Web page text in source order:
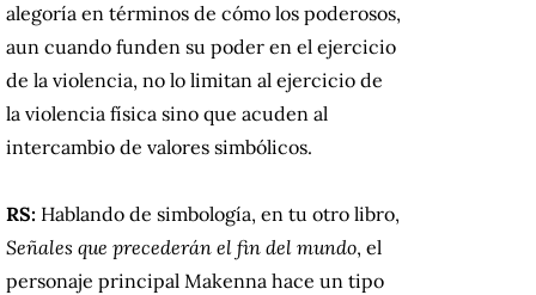
alegoría en términos de cómo los poderosos,
aun cuando funden su poder en el ejercicio
de la violencia, no lo limitan al ejercicio de
la violencia física sino que acuden al
intercambio de valores simbólicos.
RS: Hablando de simbología, en tu otro libro,
Señales que precederán el fin del mundo, el
personaje principal Makenna hace un tipo